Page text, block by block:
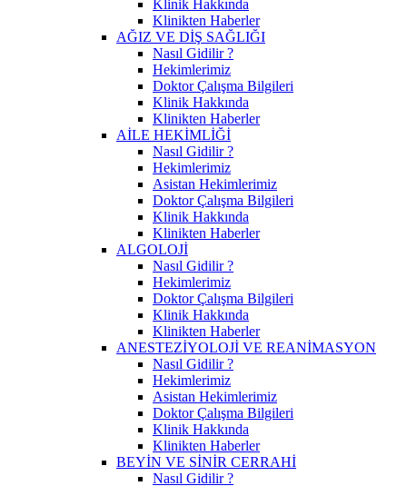
Klinik Hakkında
Klinikten Haberler
AĞIZ VE DİŞ SAĞLIĞI
Nasıl Gidilir ?
Hekimlerimiz
Doktor Çalışma Bilgileri
Klinik Hakkında
Klinikten Haberler
AİLE HEKİMLİĞİ
Nasıl Gidilir ?
Hekimlerimiz
Asistan Hekimlerimiz
Doktor Çalışma Bilgileri
Klinik Hakkında
Klinikten Haberler
ALGOLOJİ
Nasıl Gidilir ?
Hekimlerimiz
Doktor Çalışma Bilgileri
Klinik Hakkında
Klinikten Haberler
ANESTEZİYOLOJİ VE REANİMASYON
Nasıl Gidilir ?
Hekimlerimiz
Asistan Hekimlerimiz
Doktor Çalışma Bilgileri
Klinik Hakkında
Klinikten Haberler
BEYİN VE SİNİR CERRAHİ
Nasıl Gidilir ?